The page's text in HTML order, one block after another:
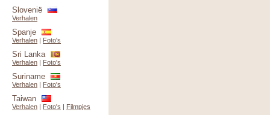
Slovenië
Verhalen
Spanje
Verhalen | Foto's
Sri Lanka
Verhalen | Foto's
Suriname
Verhalen | Foto's
Taiwan
Verhalen | Foto's | Filmpjes